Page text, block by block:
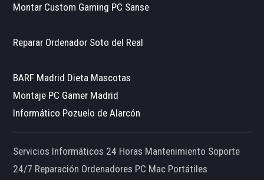
Montar Custom Gaming PC Sanse
Reparar Ordenador Soto del Real
BARF Madrid Dieta Mascotas
Montaje PC Gamer Madrid
Informático Pozuelo de Alarcón
Servicios Informáticos 24 Horas Mantenimiento Soporte
24/7 Reparación Ordenadores PC Mac Portátiles